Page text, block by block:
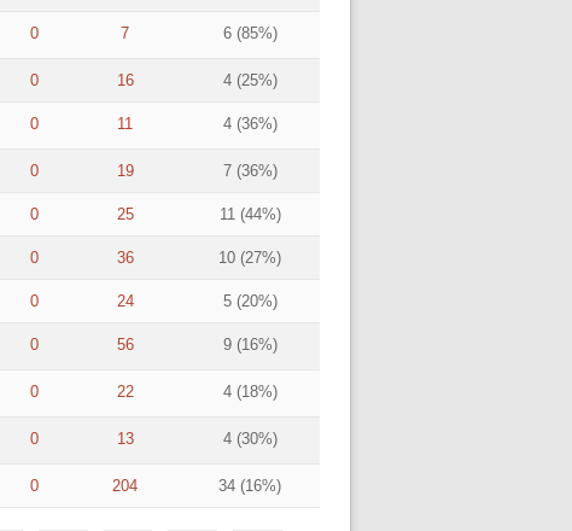
0 7 6 (85%)
0 16 4 (25%)
0 11 4 (36%)
0 19 7 (36%)
0 25 11 (44%)
0 36 10 (27%)
0 24 5 (20%)
0 56 9 (16%)
0 22 4 (18%)
0 13 4 (30%)
0 204 34 (16%)